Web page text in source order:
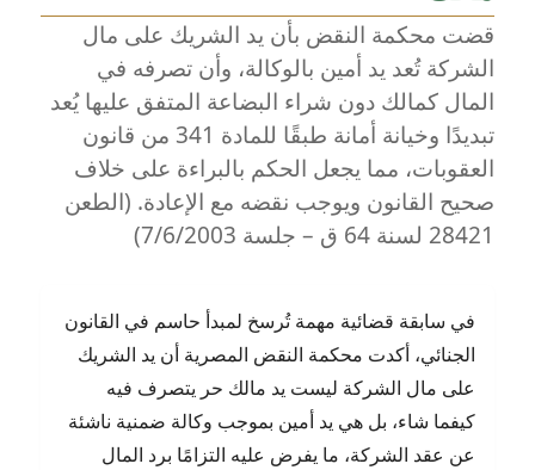
تحملهم
في
الربح
والخسارة
قضت محكمة النقض بأن يد الشريك على مال
الشركة تُعد يد أمين بالوكالة، وأن تصرفه في
المال كمالك دون شراء البضاعة المتفق عليها يُعد
تبديدًا وخيانة أمانة طبقًا للمادة 341 من قانون
العقوبات، مما يجعل الحكم بالبراءة على خلاف
صحيح القانون ويوجب نقضه مع الإعادة. (الطعن
28421 لسنة 64 ق – جلسة 7/6/2003)
في سابقة قضائية مهمة تُرسخ لمبدأ حاسم في القانون
الجنائي، أكدت محكمة النقض المصرية أن يد الشريك
على مال الشركة ليست يد مالك حر يتصرف فيه
كيفما شاء، بل هي يد أمين بموجب وكالة ضمنية ناشئة
عن عقد الشركة، ما يفرض عليه التزامًا برد المال